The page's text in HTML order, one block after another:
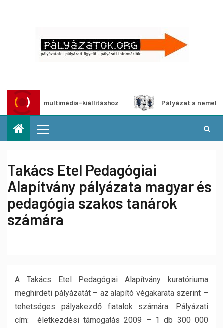
multimédia-kiállításhoz Pályázat a nemek közötti
Takács Etel Pedagógiai
Alapítvány pályázata magyar és
pedagógia szakos tanárok
számára
A Takács Etel Pedagógiai Alapítvány kuratóriuma
meghirdeti pályázatát – az alapító végakarata szerint –
tehetséges pályakezdő fiatalok számára. Pályázati
cím: életkezdési támogatás 2009 – 1 db 300 000